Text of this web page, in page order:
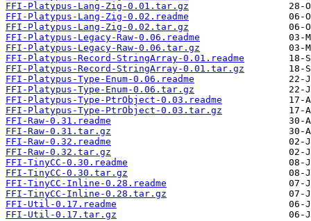
FFI-Platypus-Lang-Zig-0.01.tar.gz
FFI-Platypus-Lang-Zig-0.02.readme
FFI-Platypus-Lang-Zig-0.02.tar.gz
FFI-Platypus-Legacy-Raw-0.06.readme
FFI-Platypus-Legacy-Raw-0.06.tar.gz
FFI-Platypus-Record-StringArray-0.01.readme
FFI-Platypus-Record-StringArray-0.01.tar.gz
FFI-Platypus-Type-Enum-0.06.readme
FFI-Platypus-Type-Enum-0.06.tar.gz
FFI-Platypus-Type-PtrObject-0.03.readme
FFI-Platypus-Type-PtrObject-0.03.tar.gz
FFI-Raw-0.31.readme
FFI-Raw-0.31.tar.gz
FFI-Raw-0.32.readme
FFI-Raw-0.32.tar.gz
FFI-TinyCC-0.30.readme
FFI-TinyCC-0.30.tar.gz
FFI-TinyCC-Inline-0.28.readme
FFI-TinyCC-Inline-0.28.tar.gz
FFI-Util-0.17.readme
FFI-Util-0.17.tar.gz